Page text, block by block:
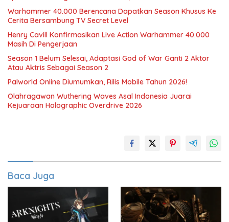
Warhammer 40.000 Berencana Dapatkan Season Khusus Ke
Cerita Bersambung TV Secret Level
Henry Cavill Konfirmasikan Live Action Warhammer 40.000
Masih Di Pengerjaan
Season 1 Belum Selesai, Adaptasi God of War Ganti 2 Aktor
Atau Aktris Sebagai Season 2
Palworld Online Diumumkan, Rilis Mobile Tahun 2026!
Olahragawan Wuthering Waves Asal Indonesia Juarai
Kejuaraan Holographic Overdrive 2026
Baca Juga